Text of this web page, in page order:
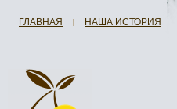
ГЛАВНАЯ НАША ИСТОРИЯ